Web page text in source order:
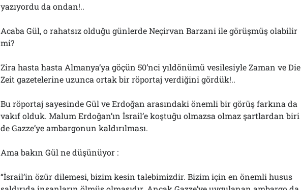
yazıyordu da ondan!..
Acaba Gül, o rahatsız olduğu günlerde Neçirvan Barzani ile görüşmüş olabilir
mi?
Zira hasta hasta Almanya’ya göçün 50’nci yıldönümü vesilesiyle Zaman ve Die
Zeit gazetelerine uzunca ortak bir röportaj verdiğini gördük!..
Bu röportaj sayesinde Gül ve Erdoğan arasındaki önemli bir görüş farkına da
vakıf olduk. Malum Erdoğan’ın İsrail’e koştuğu olmazsa olmaz şartlardan biri
de Gazze’ye ambargonun kaldırılması.
Ama bakın Gül ne düşünüyor :
“İsrail’in özür dilemesi, bizim kesin talebimizdir. Bizim için en önemli husus